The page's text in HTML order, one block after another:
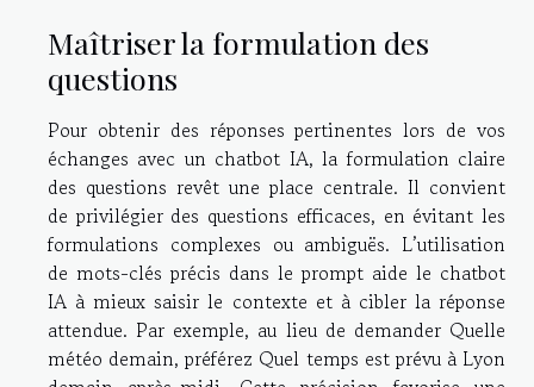
Maîtriser la formulation des
questions
Pour obtenir des réponses pertinentes lors de vos
échanges avec un chatbot IA, la formulation claire
des questions revêt une place centrale. Il convient
de privilégier des questions efficaces, en évitant les
formulations complexes ou ambiguës. L’utilisation
de mots-clés précis dans le prompt aide le chatbot
IA à mieux saisir le contexte et à cibler la réponse
attendue. Par exemple, au lieu de demander Quelle
météo demain, préférez Quel temps est prévu à Lyon